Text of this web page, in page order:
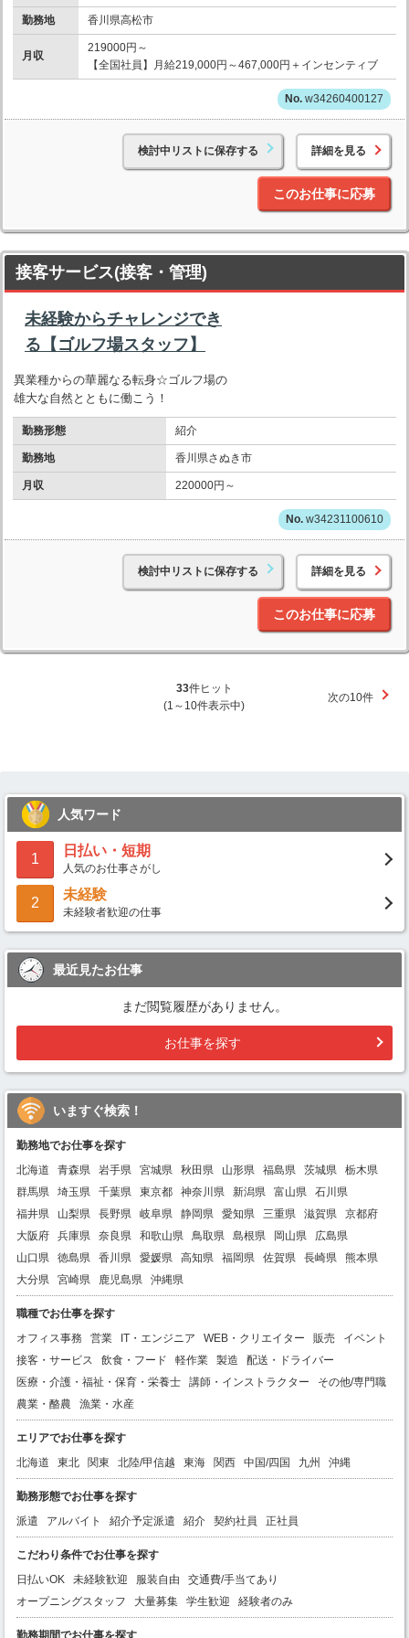
勤務地 香川県高松市
月収
219000円～
【全国社員】月給219,000円～467,000円＋インセンティブ
w34260400127
検討中リストに保存する 詳細を見る
このお仕事に応募
接客サービス(接客・管理)
未経験からチャレンジでき
る【ゴルフ場スタッフ】
異業種からの華麗なる転身☆ゴルフ場の
雄大な自然とともに働こう！
勤務形態 紹介
勤務地 香川県さぬき市
月収 220000円～
w34231100610
検討中リストに保存する 詳細を見る
このお仕事に応募
33件ヒット
(1～10件表示中)
次の10件
人気ワード
1
日払い・短期
人気のお仕事さがし
2
未経験
未経験者歓迎の仕事
最近見たお仕事
まだ閲覧履歴がありません。
お仕事を探す
いますぐ検索！
勤務地でお仕事を探す
北海道
青森県 岩手県 宮城県 秋田県 山形県 福島県 茨城県
栃木県
群馬県
埼玉県 千葉県 東京都 神奈川県 新潟県 富山県
石川県
福井県
山梨県 長野県 岐阜県 静岡県 愛知県 三重県 滋賀県
京都府
大阪府
兵庫県 奈良県 和歌山県 鳥取県 島根県 岡山県
広島県
山口県
徳島県 香川県 愛媛県 高知県 福岡県 佐賀県 長崎県
熊本県
大分県
宮崎県 鹿児島県 沖縄県
職種でお仕事を探す
オフィス事務
営業 IT・エンジニア WEB・クリエイター 販売
イベント
接客・サービス
飲食・フード 軽作業 製造
配送・ドライバー
医療・介護・福祉・保育・栄養士
講師・インストラクター
その他/専門職
農業・酪農
漁業・水産
エリアでお仕事を探す
北海道
東北 関東 北陸/甲信越 東海 関西 中国/四国 九州 沖縄
勤務形態でお仕事を探す
派遣
アルバイト 紹介予定派遣 紹介 契約社員 正社員
こだわり条件でお仕事を探す
日払いOK
未経験歓迎 服装自由
交通費/手当てあり
オープニングスタッフ
大量募集 学生歓迎 経験者のみ
勤務期間でお仕事を探す